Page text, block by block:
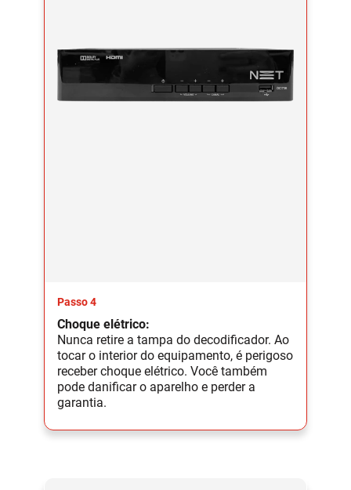
Passo 4
Choque elétrico:
Nunca retire a tampa do decodificador. Ao
tocar o interior do equipamento, é perigoso
receber choque elétrico. Você também
pode danificar o aparelho e perder a
garantia.